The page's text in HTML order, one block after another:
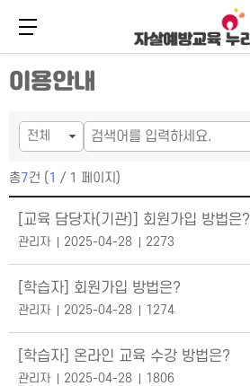
주
메
뉴
본
문
바
메뉴 버튼
이용안내
총7건 ( 1 / 1 페이지)
[교육 담당자(기관)] 회원가입 방법은?
관리자 2025-04-28 2273
[학습자] 회원가입 방법은?
관리자 2025-04-28 1274
[학습자] 온라인 교육 수강 방법은?
관리자 2025-04-28 1806